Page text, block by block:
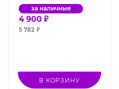
за наличные
4 900 ₽
5 782 ₽
В КОРЗИНУ